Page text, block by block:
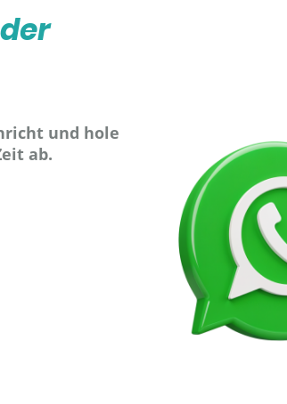
und hole
ab.